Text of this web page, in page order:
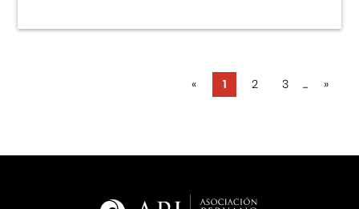
« 1 2 3 ... »